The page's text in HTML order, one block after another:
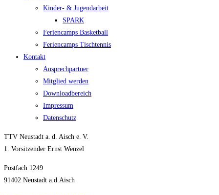
Kin­­der- & Jugendarbeit
SPARK
Feri­en­camps Basketball
Feri­en­camps Tischtennis
Kon­takt
Ansprech­part­ner
Mit­glied werden
Down­load­be­reich
Impres­sum
Daten­schutz
TTV Neustadt a. d. Aisch e. V.
1. Vorsitzender Ernst Wenzel
Postfach 1249
91402 Neustadt a.d.Aisch